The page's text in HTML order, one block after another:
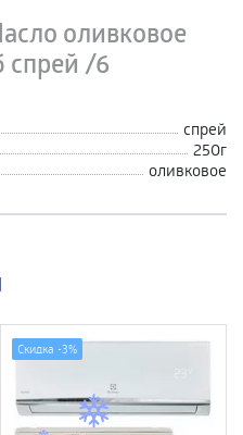
оливковое
/6
спрей
250г
оливковое
Скидка -3%